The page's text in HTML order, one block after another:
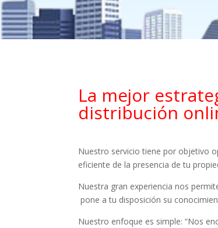
La mejor
distribución
Nuestro servicio tiene por objetivo
eficiente de la presencia de tu
Nuestra gran experiencia nos
pone a tu disposición su
Nuestro enfoque es simple: “Nos